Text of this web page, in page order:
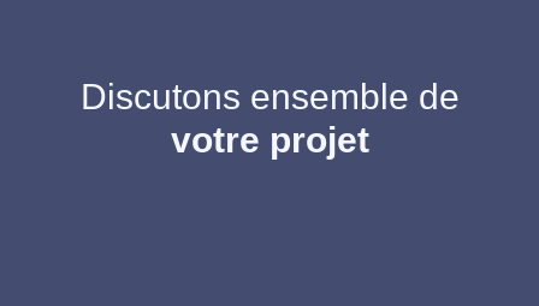
Discutons ensemble de
votre projet